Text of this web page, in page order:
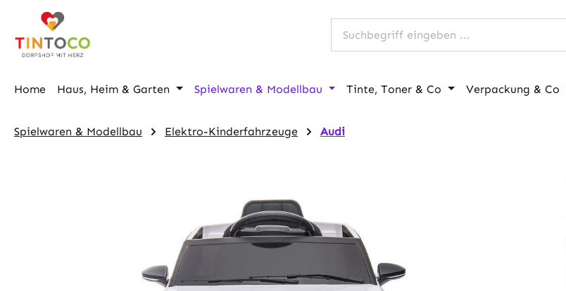
Hauptinhalt springen
Zur Suche springen
Zur Hauptnavigation springen
Home Haus, Heim & Garten Spielwaren & Modellbau Tinte, Toner & Co Verpackung & Co
Spielwaren & Modellbau Elektro-Kinderfahrzeuge Audi